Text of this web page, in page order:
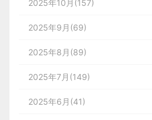
2025年10月(157)
2025年9月(69)
2025年8月(89)
2025年7月(149)
2025年6月(41)